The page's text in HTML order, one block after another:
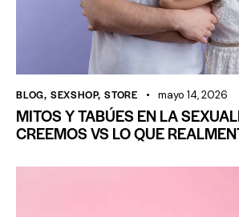
BLOG, SEXSHOP,STORE mayo 14, 2026
MITOS Y TABÚES EN LA
CREEMOS VS LO QUE